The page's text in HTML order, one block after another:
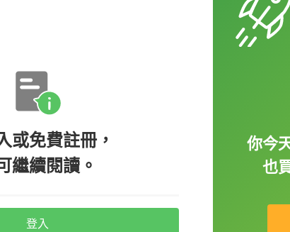
交換的經驗，他說真的沒看過）。
because ­calling a pig after the emperor is
，將豬取名為拿破崙是違法的，因為將豬以
year is not the Eiffel Tower but Disney
爾鐵塔，而是巴黎的迪士尼。）
也僅排名第四喔！第一名為巴黎聖母院，第二
或免費註冊，
繼續閱讀。
登入
你今
也